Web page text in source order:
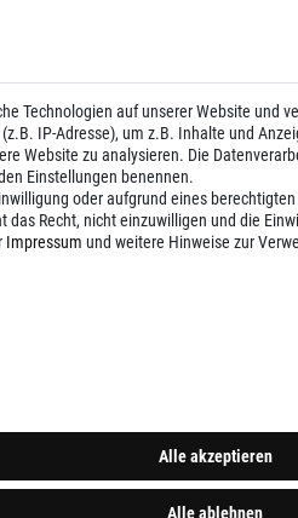
Technologien auf unserer Website und
IP-Adresse), um z.B. Inhalte und
Website zu analysieren. Die
Einstellungen benennen.
oder aufgrund eines
das Recht, nicht einzuwilligen und die
Impressum und weitere Hinweise zur
Alle akzeptieren
Alle ablehnen